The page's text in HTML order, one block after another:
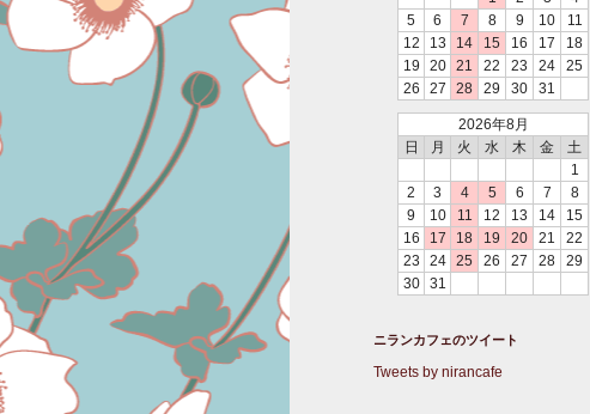
5
6 7 8 9 10
11
12
13 14 15 16 17
18
19
20 21 22 23 24
25
26
27 28 29 30 31
2026年8月
日
月 火 水 木 金
土
1
2
3 4 5 6 7
8
9
10 11 12 13 14
15
16
17 18 19 20 21
22
23
24 25 26 27 28
29
30
31
ニランカフェのツイート
Tweets by nirancafe